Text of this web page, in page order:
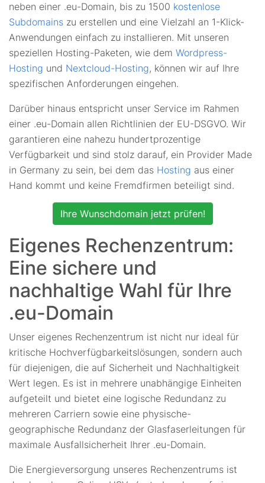
neben einer .eu-Domain, bis zu 1500 kostenlose
Subdomains zu erstellen und eine Vielzahl an 1-Klick-
Anwendungen einfach zu installieren. Mit unseren
speziellen Hosting-Paketen, wie dem Wordpress-
Hosting und Nextcloud-Hosting, können wir auf Ihre
spezifischen Anforderungen eingehen.
Darüber hinaus entspricht unser Service im Rahmen
einer .eu-Domain allen Richtlinien der EU-DSGVO. Wir
garantieren eine nahezu hundertprozentige
Verfügbarkeit und sind stolz darauf, ein Provider Made
in Germany zu sein, bei dem das Hosting aus einer
Hand kommt und keine Fremdfirmen beteiligt sind.
Ihre Wunschdomain jetzt prüfen!
Eigenes Rechenzentrum:
Eine sichere und
nachhaltige Wahl für Ihre
.eu-Domain
Unser eigenes Rechenzentrum ist nicht nur ideal für
kritische Hochverfügbarkeitslösungen, sondern auch
für diejenigen, die auf Sicherheit und Nachhaltigkeit
Wert legen. Es ist in mehrere unabhängige Einheiten
aufgeteilt und bietet eine logische Redundanz zu
mehreren Carriern sowie eine physische-
geographische Redundanz der Glasfaserleitungen für
maximale Ausfallsicherheit Ihrer .eu-Domain.
Die Energieversorgung unseres Rechenzentrums ist